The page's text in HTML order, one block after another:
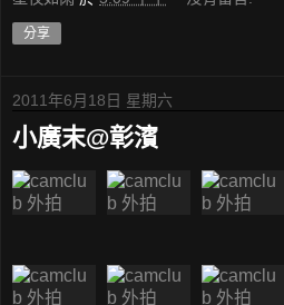
分享
2011年6月18日 星期六
小廣末@彰濱